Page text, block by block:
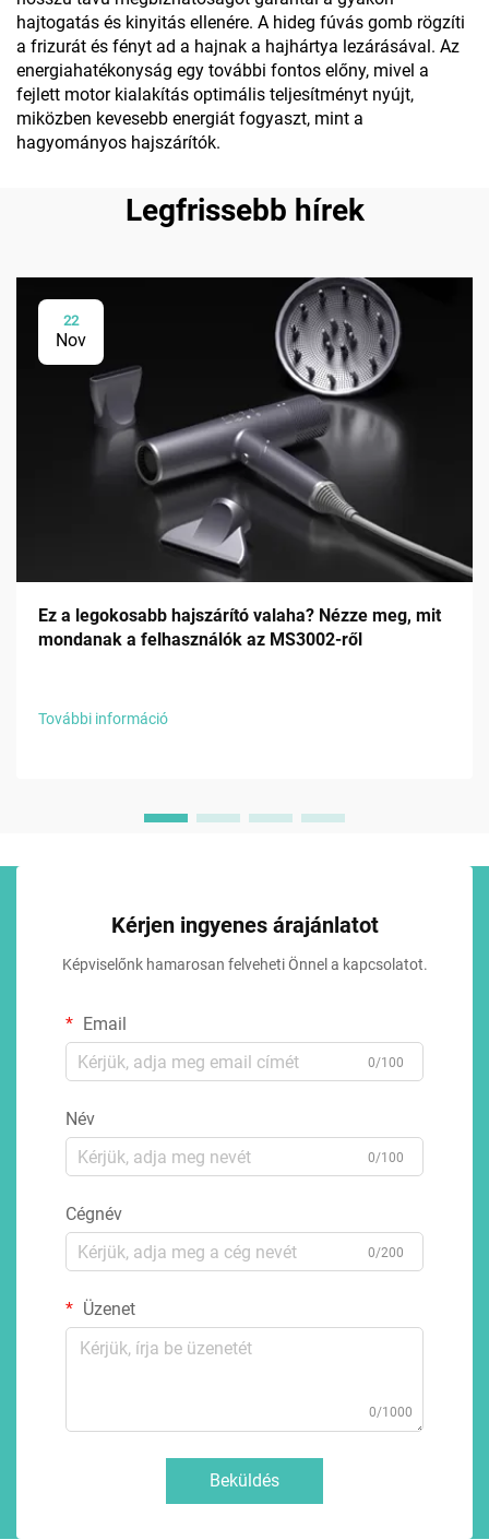
hajtogatás és kinyitás ellenére. A hideg fúvás gomb rögzíti
a frizurát és fényt ad a hajnak a hajhártya lezárásával. Az
energiahatékonyság egy további fontos előny, mivel a
fejlett motor kialakítás optimális teljesítményt nyújt,
miközben kevesebb energiát fogyaszt, mint a
hagyományos hajszárítók.
Legfrissebb hírek
22
Nov
Ez a legokosabb hajszárító valaha? Nézze meg, mit
mondanak a felhasználók az MS3002-ről
További információ
Kérjen ingyenes árajánlatot
Képviselőnk hamarosan felveheti Önnel a kapcsolatot.
Email
0/100
Név
0/100
Cégnév
0/200
Üzenet
0/1000
Beküldés